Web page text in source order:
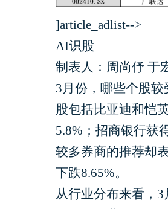
]article_adlist-->
AI识股
制表人：周尚伃 于
3月份，哪些个股
股包括比亚迪和恺
5.8%；招商银行获
较多券商的推荐却
下跌8.65%。
从行业分布来看，